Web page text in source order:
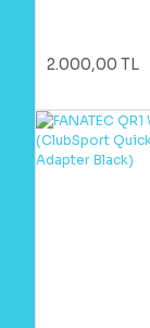
2.000,00 TL